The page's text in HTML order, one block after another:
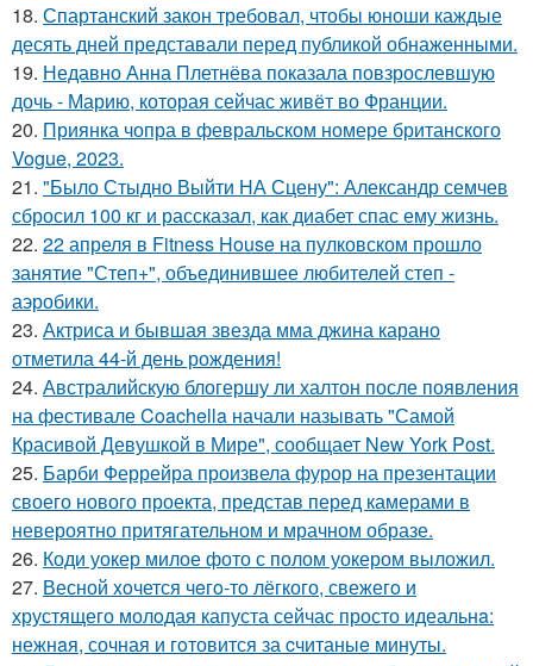
18. Спартанский закон требовал, чтобы юноши каждые
десять дней представали перед публикой обнаженными.
19. Недавно Анна Плетнёва показала повзрослевшую
дочь - Марию, которая сейчас живёт во Франции.
20. Приянка чопра в февральском номере британского
Vogue, 2023.
21. "Было Стыдно Выйти НА Сцену": Александр семчев
сбросил 100 кг и рассказал, как диабет спас ему жизнь.
22. 22 апреля в Fitness House на пулковском прошло
занятие "Степ+", объединившее любителей степ -
аэробики.
23. Актриса и бывшая звезда мма джина карано
отметила 44-й день рождения!
24. Австралийскую блогершу ли халтон после появления
на фестивале Coachella начали называть "Самой
Красивой Девушкой в Мире", сообщает New York Post.
25. Барби Феррейра произвела фурор на презентации
своего нового проекта, представ перед камерами в
невероятно притягательном и мрачном образе.
26. Коди уокер милое фото с полом уокером выложил.
27. Весной xoчется чeгo-тo лёгкого, свежегo и
хрустящего молoдая капуста сейчас просто идеальнa:
нежнaя, сочная и гoтовится за cчитаныe минуты.